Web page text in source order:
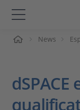
Solutions &
Magazine
News
dSPACE